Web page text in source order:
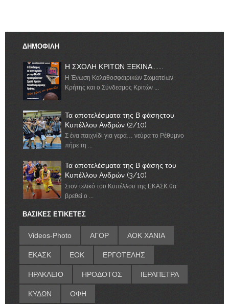
ΔΗΜΟΦΙΛΗ
Η ΣΧΟΛΗ ΚΡΙΤΩΝ ΞΕΚΙΝΑ.......
Η Ένωση Καλαθοσφαιρικών Σωματείων
Κρήτης και ο Σύνδεσμος Κριτών ...
Τα αποτελέσματα της Β φάσηςτου
Κυπέλλου Ανδρών (2/10)
Σ ένα παιχνίδι για γερά… νεύρα το Ρέθυμνο
πήρε τη ...
Τα αποτελέσματα της Β φάσης του
Κυπέλλου Ανδρών (3/10)
Στον τελικό του Κυπέλλου της ΕΚΑΣΚ θα
βρεθεί ο ...
ΒΑΣΙΚΕΣ ΕΤΙΚΕΤΕΣ
Videos-Photo ΑΓΟΡ ΑΟΚ ΧΑΝΙΑ
ΕΚΑΣΚ ΕΟΚ ΕΡΓΟΤΕΛΗΣ
ΗΡΑΚΛΕΙΟ ΗΡΟΔΟΤΟΣ ΙΕΡΑΠΕΤΡΑ
ΚΥΔΩΝ ΟΦΗ